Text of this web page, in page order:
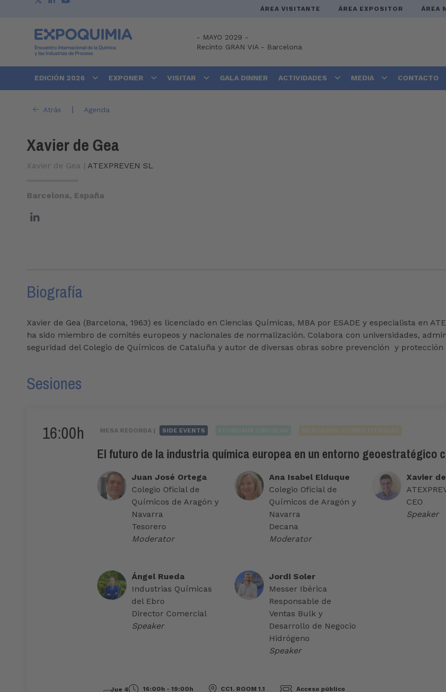
ÁREA VISITANTE ÁREA EXPOSITOR ÁREA
- MAYO 2029 -
Recinto GRAN VIA- Barcelona
EDICIÓN 2026 EXPONER VISITAR GALA DINNER ACTIVIDADES MEDIA CONTACTO
Atrás | Agenda
Xavier de Gea
Xavier de Gea | ATEXPREVEN SL
Barcelona, España
Biografía
Xavier de Gea (Barcelona, 1963) es licenciado en Ciencias Químicas, MBA por ESADE y especialista en
ha sido miembro de comités europeos y nacionales de normalización. Colabora con universidades,
seguridad del Colegio de Químicos de Cataluña y autor de diversas obras sobre prevención y protección
Sesiones
16:00h MESA REDONDA | SIDE EVENTS
El futuro de la industria química europea en un entorno geoestratégico
Juan José Ortega
Colegio Oficial de
Químicos de Aragón y
Navarra
Tesorero
Moderator
Xavier
CEO
Speaker
Ana Isabel Elduque
Colegio Oficial de
Químicos de Aragón y
Navarra
Decana
Moderator
Ángel Rueda
Industrias Químicas
del Ebro
Director Comercial
Speaker
Jordi Soler
Messer Ibérica
Responsable de
Ventas Bulk y
Desarrollo de Negocio
Hidrógeno
Speaker
Jue 4 16:00h - 19:00h CC1. ROOM 1.1 Acceso público